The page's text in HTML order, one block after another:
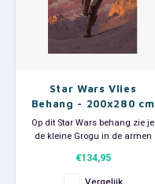
Star Wars Vlies
Behang - 200x280 cm
- Mandalorian Escape
Op dit Star Wars behang zie je
de kleine Grogu in de armen
premiejager die het kind naar
de keizerlijke opdrachtgevers
€134,95